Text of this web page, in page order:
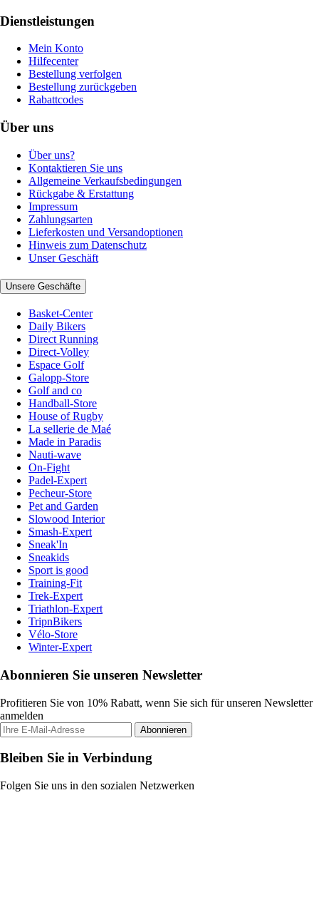
Dienstleistungen
Mein Konto
Hilfecenter
Bestellung verfolgen
Bestellung zurückgeben
Rabattcodes
Über uns
Über uns?
Kontaktieren Sie uns
Allgemeine Verkaufsbedingungen
Rückgabe & Erstattung
Impressum
Zahlungsarten
Lieferkosten und Versandoptionen
Hinweis zum Datenschutz
Unser Geschäft
Unsere Geschäfte
Basket-Center
Daily Bikers
Direct Running
Direct-Volley
Espace Golf
Galopp-Store
Golf and co
Handball-Store
House of Rugby
La sellerie de Maé
Made in Paradis
Nauti-wave
On-Fight
Padel-Expert
Pecheur-Store
Pet and Garden
Slowood Interior
Smash-Expert
Sneak'In
Sneakids
Sport is good
Training-Fit
Trek-Expert
Triathlon-Expert
TripnBikers
Vélo-Store
Winter-Expert
Abonnieren Sie unseren Newsletter
Profitieren Sie von 10% Rabatt, wenn Sie sich für unseren Newsletter
anmelden
Abonnieren
Bleiben Sie in Verbindung
Folgen Sie uns in den sozialen Netzwerken